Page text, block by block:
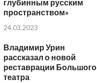
глубинным русским
пространством»
24.03.2023
Владимир Урин
рассказал о новой
реставрации Большого
театра